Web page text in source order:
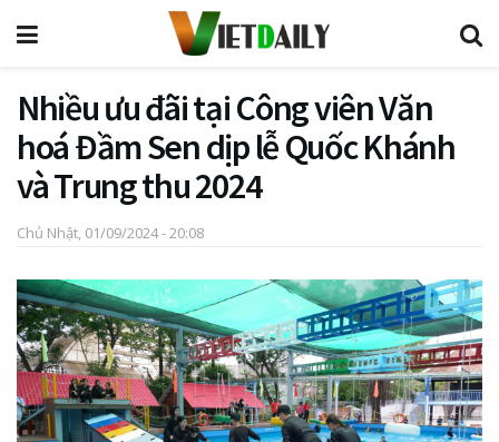
Nhiều ưu đãi tại Công viên Văn
hoá Đầm Sen dịp lễ Quốc Khánh
và Trung thu 2024
Chủ Nhật, 01/09/2024 - 20:08